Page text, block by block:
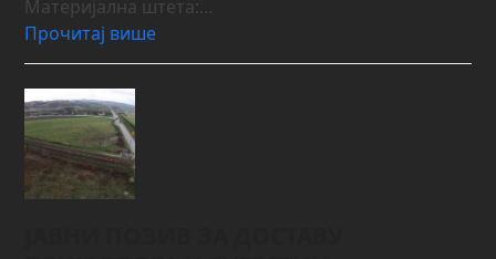
Материјална штета:…
Прочитај више